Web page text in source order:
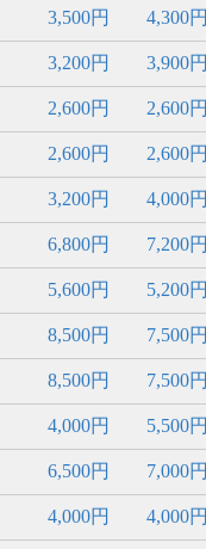
3,500円 4,300円
3,200円 3,900円
2,600円 2,600円
2,600円 2,600円
3,200円 4,000円
6,800円 7,200円
5,600円 5,200円
8,500円 7,500円
8,500円 7,500円
4,000円 5,500円
6,500円 7,000円
4,000円 4,000円